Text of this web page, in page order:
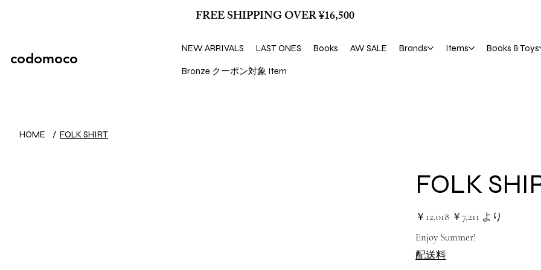
FREE SHIPPING OVER ¥16,500
codomoco
NEW ARRIVALS LAST ONES Books AW SALE Brands Items Books & Toys
Bronze クーポン対象 Item
HOME / FOLK SHIRT
FOLK
元
の
格
￥12,018
セ
ー
価
￥7,211 より
Enjoy Summer!
配送料